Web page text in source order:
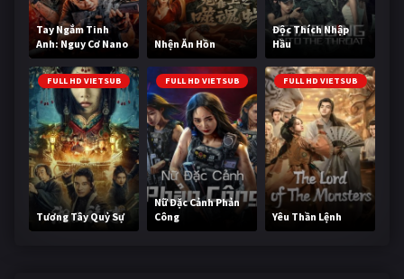
Tay Ngắm Tinh
Anh: Nguy Cơ Nano
Nhện Ăn Hồn
Độc Thích Nhập
Hầu
FULL HD VIETSUB
Tương Tây Quỷ Sự
FULL HD VIETSUB
Nữ Đặc Cảnh Phản
Công
FULL HD VIETSUB
Yêu Thần Lệnh